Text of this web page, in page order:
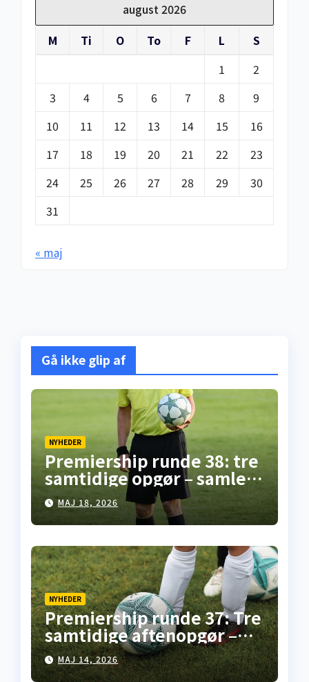
august 2026
M
Ti O To F L
S
1
2
3
4 5 6 7 8
9
10
11 12 13 14 15
16
17
18 19 20 21 22
23
24
25 26 27 28 29
30
31
« maj
Gå ikke glip af
NYHEDER
Premiership runde 38: tre
samtidige opgør – samlet
overblik fra
skotskfodbold.dk
MAJ 18, 2026
NYHEDER
Premiership runde 37: Tre
samtidige aftenopgør –
her er overblikket
MAJ 14, 2026